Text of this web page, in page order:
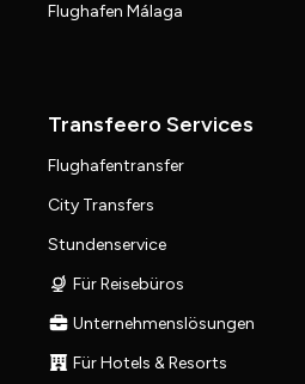
Flughafen Málaga
Transfeero Services
Flughafentransfer
City Transfers
Stundenservice
Für Reisebüros
Unternehmenslösungen
Für Hotels & Resorts